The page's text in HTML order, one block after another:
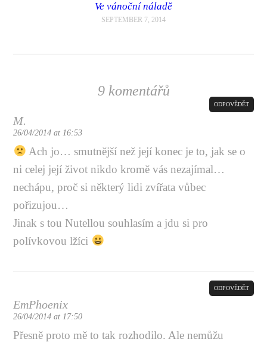
Ve vánoční náladě
SEPTEMBER 7, 2014
9 komentářů
M.
26/04/2014 at 16:53
ODPOVĚDĚT
Ach jo… smutnější než její konec je to, jak se o
ni celej její život nikdo kromě vás nezajímal…
nechápu, proč si některý lidi zvířata vůbec
pořizujou…
Jinak s tou Nutellou souhlasím a jdu si pro
polívkovou lžíci
EmPhoenix
26/04/2014 at 17:50
ODPOVĚDĚT
Přesně proto mě to tak rozhodilo. Ale nemůžu